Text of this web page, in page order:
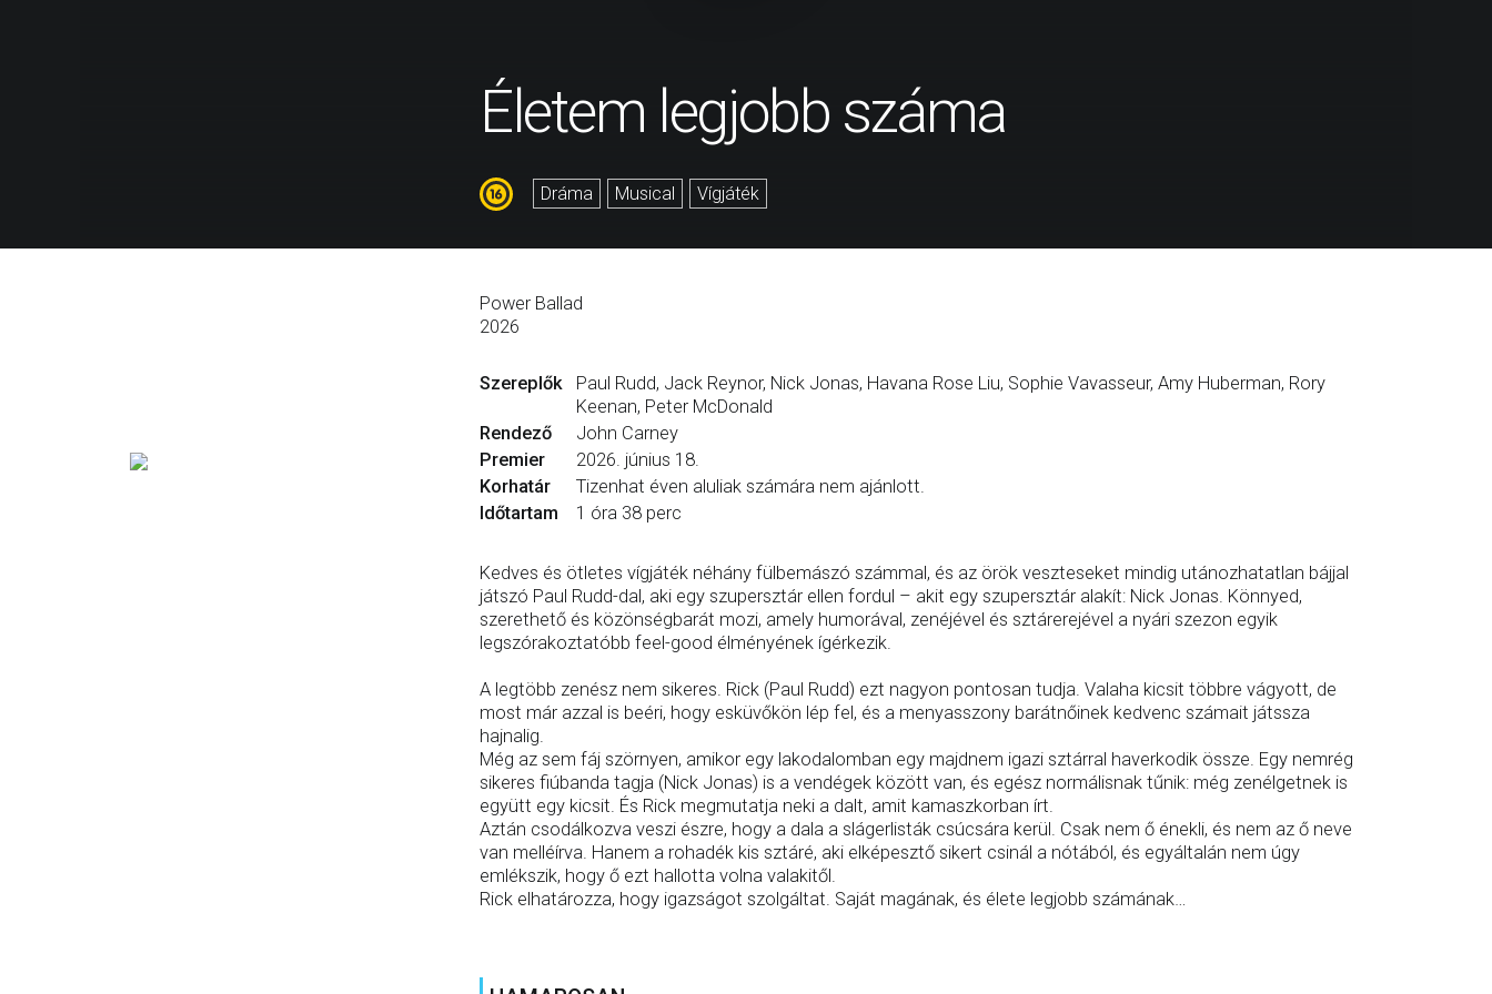
Életem legjobb száma
Dráma Musical Vígjáték
Power Ballad
2026
Szereplők
Paul Rudd, Jack Reynor, Nick Jonas, Havana Rose Liu, Sophie Vavasseur, Amy Huberman, Rory
Keenan, Peter McDonald
Rendező
John Carney
Premier
2026. június 18.
Korhatár
Tizenhat éven aluliak számára nem ajánlott.
Időtartam
1 óra 38 perc
Kedves és ötletes vígjáték néhány fülbemászó számmal, és az örök veszteseket mindig utánozhatatlan bájjal
játszó Paul Rudd-dal, aki egy szupersztár ellen fordul – akit egy szupersztár alakít: Nick Jonas. Könnyed,
szerethető és közönségbarát mozi, amely humorával, zenéjével és sztárerejével a nyári szezon egyik
legszórakoztatóbb feel-good élményének ígérkezik.
A legtöbb zenész nem sikeres. Rick (Paul Rudd) ezt nagyon pontosan tudja. Valaha kicsit többre vágyott, de
most már azzal is beéri, hogy esküvőkön lép fel, és a menyasszony barátnőinek kedvenc számait játssza
hajnalig.
Még az sem fáj szörnyen, amikor egy lakodalomban egy majdnem igazi sztárral haverkodik össze. Egy nemrég
sikeres fiúbanda tagja (Nick Jonas) is a vendégek között van, és egész normálisnak tűnik: még zenélgetnek is
együtt egy kicsit. És Rick megmutatja neki a dalt, amit kamaszkorban írt.
Aztán csodálkozva veszi észre, hogy a dala a slágerlisták csúcsára kerül. Csak nem ő énekli, és nem az ő neve
van melléírva. Hanem a rohadék kis sztáré, aki elképesztő sikert csinál a nótából, és egyáltalán nem úgy
emlékszik, hogy ő ezt hallotta volna valakitől.
Rick elhatározza, hogy igazságot szolgáltat. Saját magának, és élete legjobb számának…